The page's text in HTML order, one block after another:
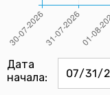
Дата
начала: